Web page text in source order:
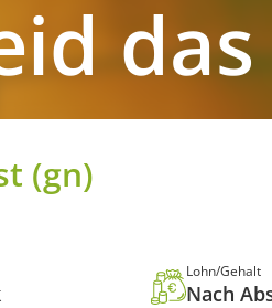
das
(gn)
Lohn/Gehalt
Nach